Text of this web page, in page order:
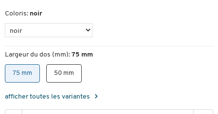
Coloris: noir
Largeur du dos (mm): 75 mm
75 mm 50 mm
afficher toutes les variantes